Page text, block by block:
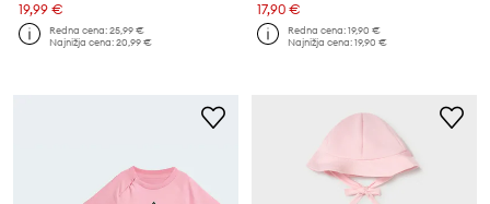
19,99 €
Redna cena:25,99 €
Najnižja cena:20,99 €
17,90 €
Redna cena:19,90 €
Najnižja cena:19,90 €